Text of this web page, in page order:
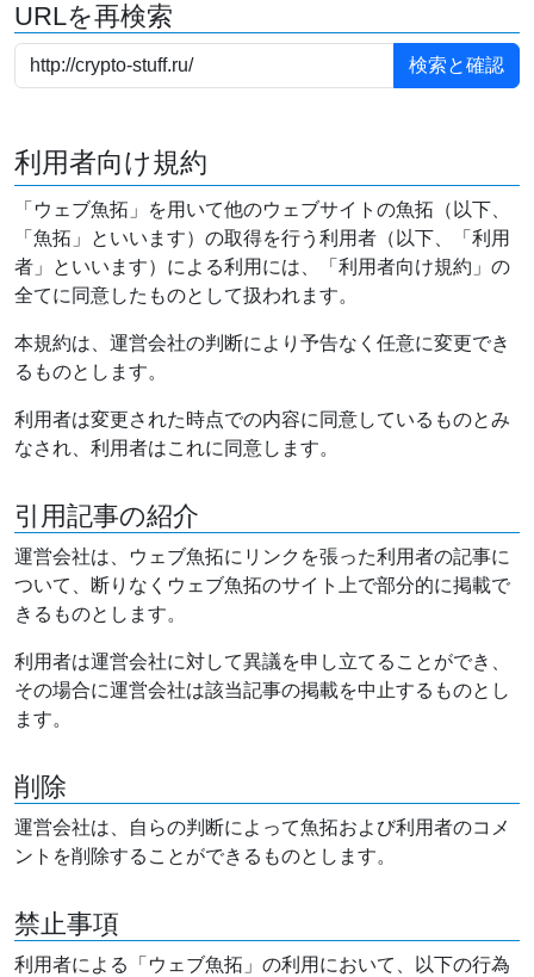
URLを再検索
利用者向け規約
「ウェブ魚拓」を用いて他のウェブサイトの魚拓（以下、
「魚拓」といいます）の取得を行う利用者（以下、「利用
者」といいます）による利用には、「利用者向け規約」の
全てに同意したものとして扱われます。
本規約は、運営会社の判断により予告なく任意に変更でき
るものとします。
利用者は変更された時点での内容に同意しているものとみ
なされ、利用者はこれに同意します。
引用記事の紹介
運営会社は、ウェブ魚拓にリンクを張った利用者の記事に
ついて、断りなくウェブ魚拓のサイト上で部分的に掲載で
きるものとします。
利用者は運営会社に対して異議を申し立てることができ、
その場合に運営会社は該当記事の掲載を中止するものとし
ます。
削除
運営会社は、自らの判断によって魚拓および利用者のコメ
ントを削除することができるものとします。
禁止事項
利用者による「ウェブ魚拓」の利用において、以下の行為